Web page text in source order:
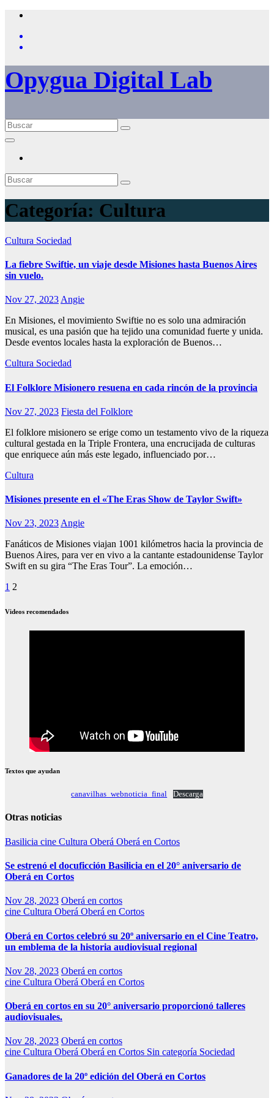
Saltar
contenido
Opygua Digital Lab
Categoría: Cultura
Cultura Sociedad
La fiebre Swiftie, un viaje desde Misiones hasta Buenos Aires
sin vuelo.
Nov 27, 2023 Angie
En Misiones, el movimiento Swiftie no es solo una admiración
musical, es una pasión que ha tejido una comunidad fuerte y unida.
Desde eventos locales hasta la exploración de Buenos…
Cultura Sociedad
El Folklore Misionero resuena en cada rincón de la provincia
Nov 27, 2023 Fiesta del Folklore
El folklore misionero se erige como un testamento vivo de la riqueza
cultural gestada en la Triple Frontera, una encrucijada de culturas
que enriquece aún más este legado, influenciado por…
Cultura
Misiones presente en el «The Eras Show de Taylor Swift»
Nov 23, 2023 Angie
Fanáticos de Misiones viajan 1001 kilómetros hacia la provincia de
Buenos Aires, para ver en vivo a la cantante estadounidense Taylor
Swift en su gira “The Eras Tour”. La emoción…
Paginación
de
1 2
Videos recomendados
Textos que ayudan
canavilhas_webnoticia_final Descarga
Otras noticias
Basilicia cine Cultura Oberá Oberá en Cortos
Se estrenó el docuficción Basilicia en el 20° aniversario de
Oberá en Cortos
Nov 28, 2023 Oberá en cortos
cine Cultura Oberá Oberá en Cortos
Oberá en Cortos celebró su 20º aniversario en el Cine Teatro,
un emblema de la historia audiovisual regional
Nov 28, 2023 Oberá en cortos
cine Cultura Oberá Oberá en Cortos
Oberá en cortos en su 20° aniversario proporcionó talleres
audiovisuales.
Nov 28, 2023 Oberá en cortos
cine Cultura Oberá Oberá en Cortos Sin categoría Sociedad
Ganadores de la 20º edición del Oberá en Cortos